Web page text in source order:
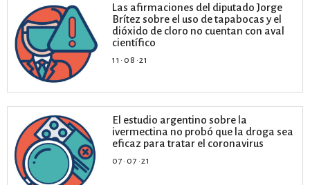
Las afirmaciones del diputado Jorge
Brítez sobre el uso de tapabocas y el
dióxido de cloro no cuentan con aval
científico
11·08·21
El estudio argentino sobre la
ivermectina no probó que la droga sea
eficaz para tratar el coronavirus
07·07·21